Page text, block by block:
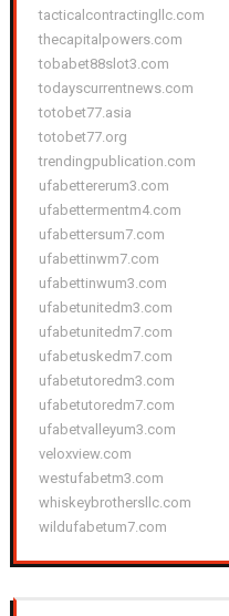
tacticalcontractingllc.com
thecapitalpowers.com
tobabet88slot3.com
todayscurrentnews.com
totobet77.asia
totobet77.org
trendingpublication.com
ufabettererum3.com
ufabettermentm4.com
ufabettersum7.com
ufabettinwm7.com
ufabettinwum3.com
ufabetunitedm3.com
ufabetunitedm7.com
ufabetuskedm7.com
ufabetutoredm3.com
ufabetutoredm7.com
ufabetvalleyum3.com
veloxview.com
westufabetm3.com
whiskeybrothersllc.com
wildufabetum7.com